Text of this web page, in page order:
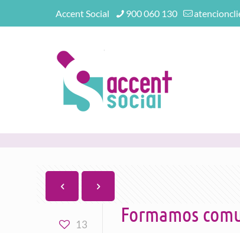
Accent Social 900 060 130
13 Formamos